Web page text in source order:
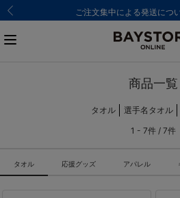
ご注文集中による発送につ
商品一覧
タオル 選手名タオル
1 - 7件 / 7件
タオル 応援グッズ アパレル